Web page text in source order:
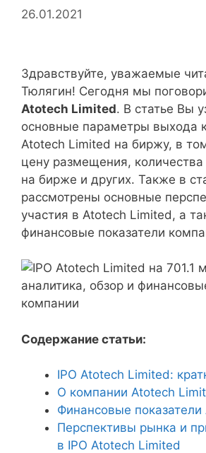
26.01.2021
Здравствуйте, уважаемые
Тюлягин! Сегодня мы
Atotech Limited. В статье Вы
основные параметры выхода
Atotech Limited на биржу, в
цену размещения, количества
на бирже и других. Также в
рассмотрены основные
участия в Atotech Limited, а
финансовые показатели
Содержание статьи:
IPO Atotech Limited:
О компании Atotech
Финансовые
Перспективы рынка и
в IPO Atotech Limited